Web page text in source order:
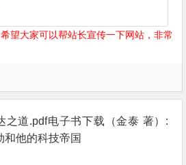
望大家可以帮站长宣传一下网站，非常
之道.pdf电子书下载（金泰 著）:
和他的科技帝国